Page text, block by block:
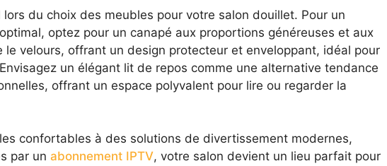
du choix des meubles pour votre salon douillet. Pour un
optez pour un canapé aux proportions généreuses et aux
le velours, offrant un design protecteur et enveloppant, idéal pour
un élégant lit de repos comme une alternative tendance
offrant un espace polyvalent pour lire ou regarder la
confortables à des solutions de divertissement modernes,
par un abonnement IPTV, votre salon devient un lieu parfait pour